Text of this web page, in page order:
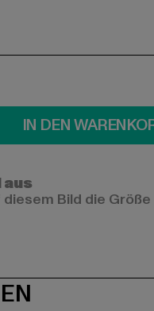
IN DEN
Bild die Größe